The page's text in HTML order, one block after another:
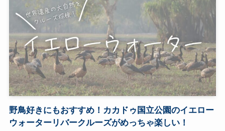
野鳥好きにもおすすめ！カカドゥ国立公園のイエロー
ウォーターリバークルーズがめっちゃ楽しい！